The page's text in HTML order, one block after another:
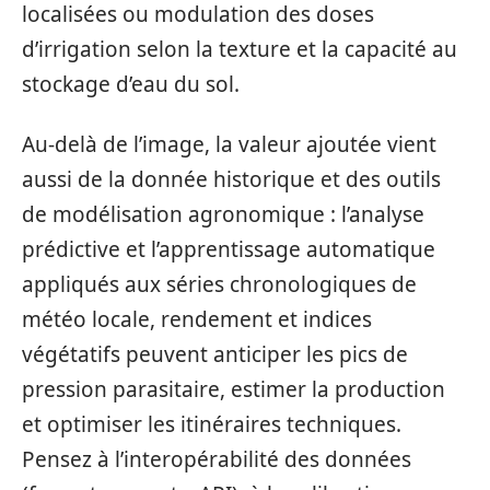
localisées ou modulation des doses
d’irrigation selon la texture et la capacité au
stockage d’eau du sol.
Au‑delà de l’image, la valeur ajoutée vient
aussi de la donnée historique et des outils
de modélisation agronomique : l’analyse
prédictive et l’apprentissage automatique
appliqués aux séries chronologiques de
météo locale, rendement et indices
végétatifs peuvent anticiper les pics de
pression parasitaire, estimer la production
et optimiser les itinéraires techniques.
Pensez à l’interopérabilité des données